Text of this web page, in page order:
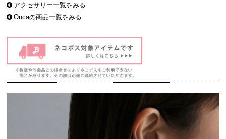
アクセサリー一覧をみる
Oucaの商品一覧をみる